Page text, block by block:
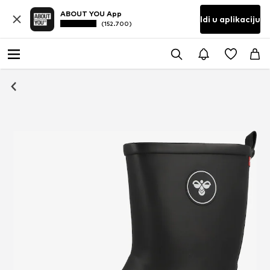
ABOUT YOU App
(152.700) Idi u aplikaciju